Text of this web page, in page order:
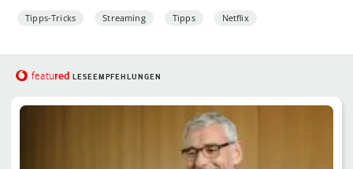
Tipps-Tricks Streaming Tipps Netflix
featured LESEEMPFEHLUNGEN